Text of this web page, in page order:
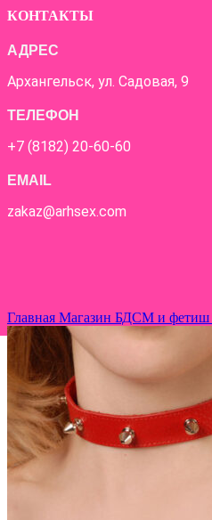
КОНТАКТЫ
АДРЕС
Архангельск, ул. Садовая, 9
ТЕЛЕФОН
+7 (8182) 20-60-60
EMAIL
zakaz@arhsex.com
Главная Магазин БДСМ и фетиш